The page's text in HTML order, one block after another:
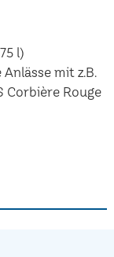
l)
mit z.B.
Corbière Rouge